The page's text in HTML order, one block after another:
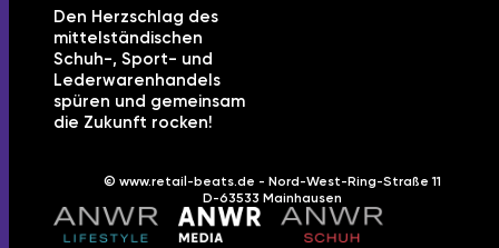
Den Herzschlag des
mittelständischen
Schuh-, Sport- und
Lederwarenhandels
spüren und gemeinsam
die Zukunft rocken!
© www.retail-beats.de - Nord-West-Ring-Straße 11
D-63533 Mainhausen